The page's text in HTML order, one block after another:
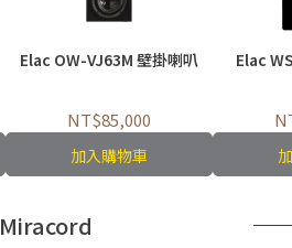
Elac OW-VJ63M 壁掛喇叭
NT$85,000
加入購物車
Elac
Miracord